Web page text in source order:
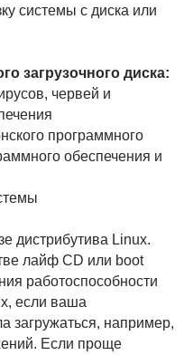
системы с диска или
загрузочного диска:
червей и
программного
обеспечения и
дистрибутива Linux.
лайф CD или boot
работоспособности
если ваша
загружаться, например,
Если проще